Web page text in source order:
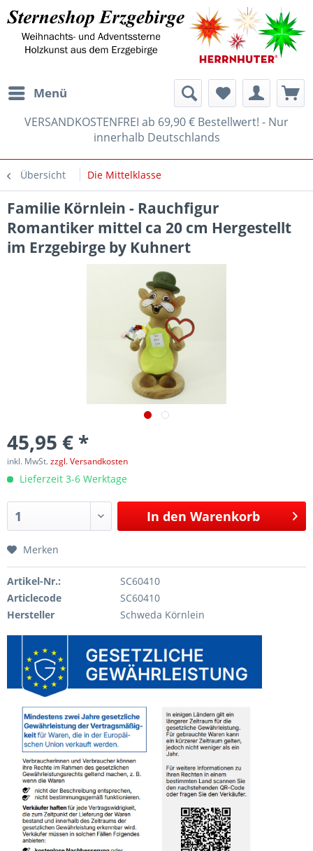
Menü
VERSANDKOSTENFREI ab 69,90 € Bestellwert! - Nur
innerhalb Deutschlands
Übersicht Die Mittelklasse
Familie Körnlein - Rauchfigur
Romantiker mittel ca 20 cm Hergestellt
im Erzgebirge by Kuhnert
45,95 € *
inkl. MwSt.zzgl. Versandkosten
Lieferzeit 3-6 Werktage
In den Warenkorb
Merken
Artikel-Nr.:
SC60410
Articlecode
SC60410
Hersteller
Schweda Körnlein